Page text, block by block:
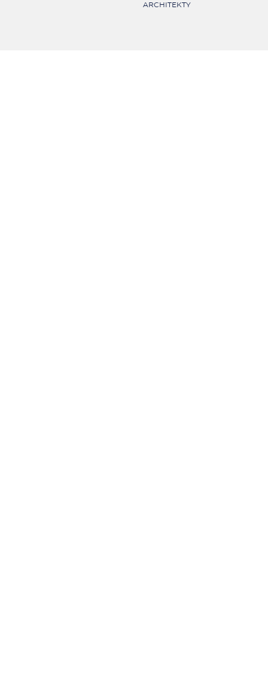
ARCHITEKTY